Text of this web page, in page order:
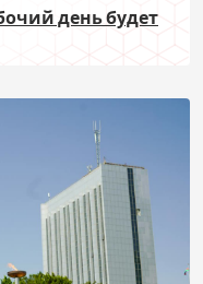
день будет